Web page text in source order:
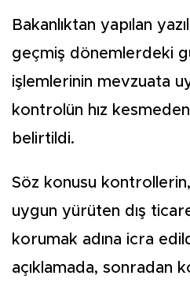
Bakanlıktan yapılan
geçmiş dönemlerdeki
işlemlerinin mevzuata
kontrolün hız
belirtildi.
Söz konusu
uygun yürüten dış
korumak adına icra
açıklamada, sonradan